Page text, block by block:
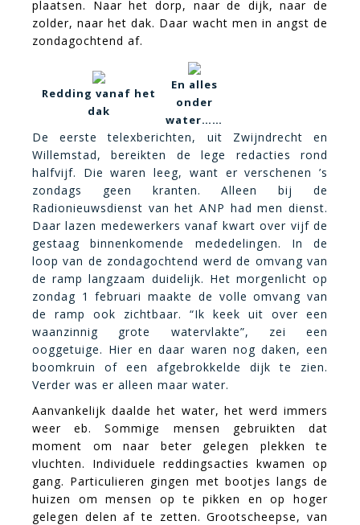
plaatsen. Naar het dorp, naar de dijk, naar de
zolder, naar het dak. Daar wacht men in angst de
zondagochtend af.
Redding vanaf het
dak
En alles
onder
water……
De eerste telexberichten, uit Zwijndrecht en
Willemstad, bereikten de lege redacties rond
halfvijf. Die waren leeg, want er verschenen ’s
zondags geen kranten. Alleen bij de
Radionieuwsdienst van het ANP had men dienst.
Daar lazen medewerkers vanaf kwart over vijf de
gestaag binnenkomende mededelingen. In de
loop van de zondagochtend werd de omvang van
de ramp langzaam duidelijk. Het morgenlicht op
zondag 1 februari maakte de volle omvang van
de ramp ook zichtbaar. “Ik keek uit over een
waanzinnig grote watervlakte”, zei een
ooggetuige. Hier en daar waren nog daken, een
boomkruin of een afgebrokkelde dijk te zien.
Verder was er alleen maar water.
Aanvankelijk daalde het water, het werd immers
weer eb. Sommige mensen gebruikten dat
moment om naar beter gelegen plekken te
vluchten. Individuele reddingsacties kwamen op
gang. Particulieren gingen met bootjes langs de
huizen om mensen op te pikken en op hoger
gelegen delen af te zetten. Grootscheepse, van